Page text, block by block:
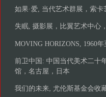
如果·爱, 当代艺术群展，索
失眠, 摄影展，比翼艺术中心
MOVING HORIZONS, 1960
前卫中国: 中国当代美术二十
馆，名古屋，日本
我们的未来, 尤伦斯基金会收